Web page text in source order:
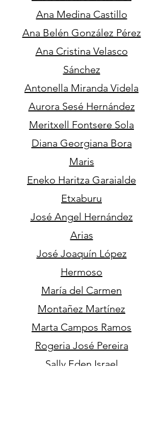
Ana Medina Castillo
Ana Belén González Pérez
Ana Cristina Velasco
Sánchez
Antonella Miranda Videla
Aurora Sesé Hernández
Meritxell Fontsere Sola
Diana Georgiana Bora
Maris
Eneko Haritza Garaialde
Etxaburu
José Angel Hernández
Arias
José Joaquín López
Hermoso
María del Carmen
Montañez Martínez
Marta Campos Ramos
Rogeria José Pereira
Sally Eden Israel